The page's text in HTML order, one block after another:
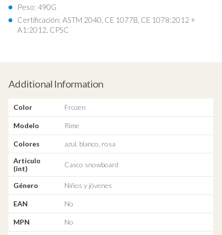
Peso: 490G
Certificación: ASTM 2040, CE 1077B, CE 1078:2012 +
A1:2012, CPSC
Additional Information
Color Frozen
Modelo Rime
Colores
azul, blanco, rosa
Artículo
(int)
Casco snowboard
Género Niños y jóvenes
EAN No
MPN No